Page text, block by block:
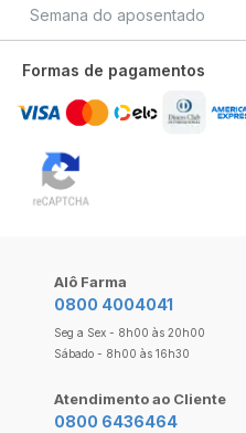
Semana do aposentado
Formas de pagamentos
Alô Farma
0800 4004041
Seg a Sex - 8h00 às 20h00
Sábado - 8h00 às 16h30
Atendimento ao Cliente
0800 6436464